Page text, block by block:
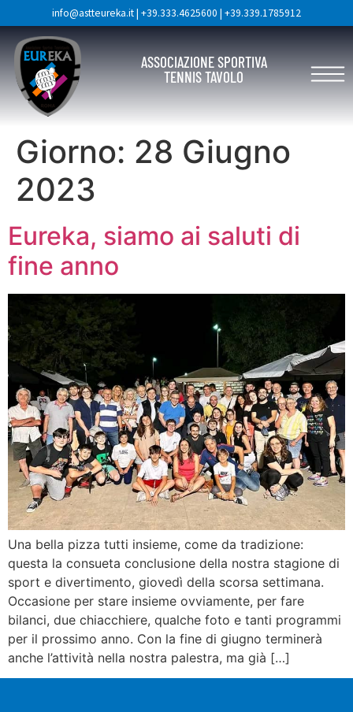
info@astteureka.it| +39.333.4625600 | +39.339.1785912
ASSOCIAZIONE SPORTIVA
TENNIS TAVOLO
Giorno: 28 Giugno
2023
Eureka, siamo ai saluti di
fine anno
Una bella pizza tutti insieme, come da tradizione:
questa la consueta conclusione della nostra stagione di
sport e divertimento, giovedì della scorsa settimana.
Occasione per stare insieme ovviamente, per fare
bilanci, due chiacchiere, qualche foto e tanti programmi
per il prossimo anno. Con la fine di giugno terminerà
anche l’attività nella nostra palestra, ma già […]